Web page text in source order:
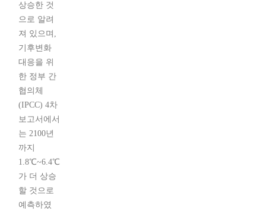
상승한 것
으로 알려
져 있으며,
기후변화
대응을 위
한 정부 간
협의체
(IPCC) 4차
보고서에서
는 2100년
까지
1.8℃~6.4℃
가 더 상승
할 것으로
예측하였